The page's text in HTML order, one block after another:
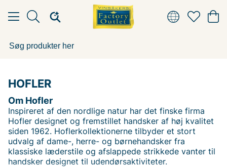
HOFLER
Om Hofler
Inspireret af den nordlige natur har det finske firma
Hofler designet og fremstillet handsker af høj kvalitet
siden 1962. Hoflerkollektionerne tilbyder et stort
udvalg af dame-, herre- og børnehandsker fra
klassiske læderstile og afslappede strikkede vanter til
handsker designet til udendørsaktiviteter.